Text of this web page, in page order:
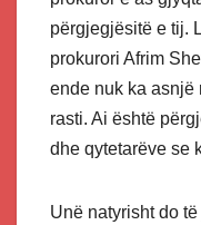
përgjegjësitë e tij.
prokurori Afrim
ende nuk ka asnjë
rasti. Ai është
dhe qytetarëve se
Unë natyrisht do